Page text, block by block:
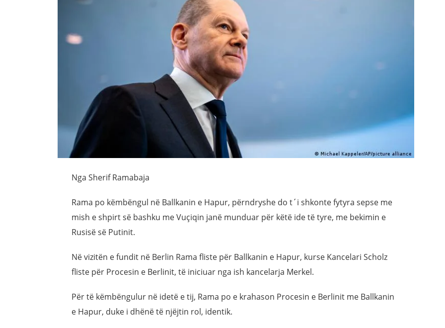
Nga Sherif Ramabaja
Rama po këmbëngul në Ballkanin e Hapur, përndryshe do t´i shkonte fytyra sepse me
mish e shpirt së bashku me Vuçiqin janë munduar për këtë ide të tyre, me bekimin e
Rusisë së Putinit.
Në vizitën e fundit në Berlin Rama fliste për Ballkanin e Hapur, kurse Kancelari Scholz
fliste për Procesin e Berlinit, të iniciuar nga ish kancelarja Merkel.
Për të këmbëngulur në idetë e tij, Rama po e krahason Procesin e Berlinit me Ballkanin
e Hapur, duke i dhënë të njëjtin rol, identik.